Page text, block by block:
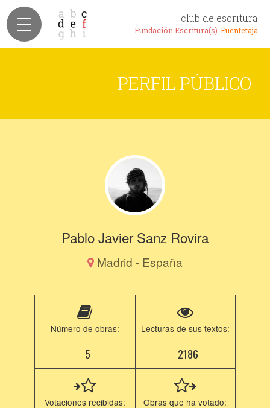
club de escritura
Fundación Escritura(s)-Fuentetaja
PERFIL PÚBLICO
Pablo Javier Sanz Rovira
Madrid - España
Número de obras:
5
Lecturas de sus textos:
2186
Votaciones recibidas: Obras que ha votado: